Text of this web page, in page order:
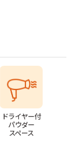
ドライヤー付
パウダー
スペース